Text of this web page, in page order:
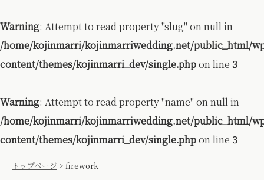
Warning: Attempt to read property "slug" on null in
/home/kojinmarri/kojinmarriwedding.net/public_html/
content/themes/kojinmarri_dev/single.phpon line 3
Warning: Attempt to read property "name" on null in
/home/kojinmarri/kojinmarriwedding.net/public_html/
content/themes/kojinmarri_dev/single.phpon line 3
トップページ > firework